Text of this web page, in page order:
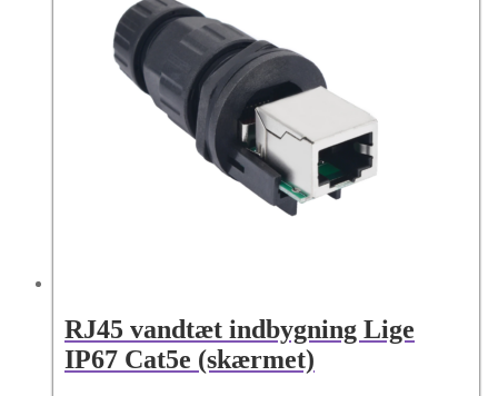
RJ45 vandtæt indbygning Lige
IP67 Cat5e (skærmet)